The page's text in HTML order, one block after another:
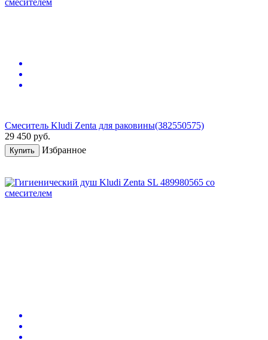
Смеситель Kludi Zenta для раковины(382550575)
29 450 руб.
Купить Избранное